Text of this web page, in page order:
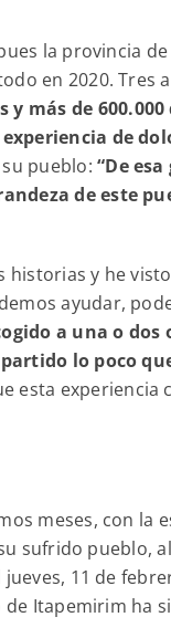
la provincia
en 2020. Tres
y más de
de
pueblo:“De
de este
y he
ayudar,
a una o
lo poco
esta experiencia
meses, con la
sufrido pueblo,
11 de
Itapemirim ha